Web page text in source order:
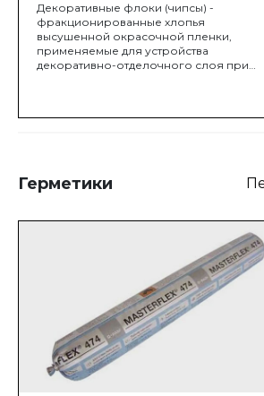
Декоративные флоки (чипсы) -
фракционированные хлопья
высушенной окрасочной пленки,
применяемые для устройства
декоративно-отделочного слоя при
поставляются как в однотонном виде
Герметики